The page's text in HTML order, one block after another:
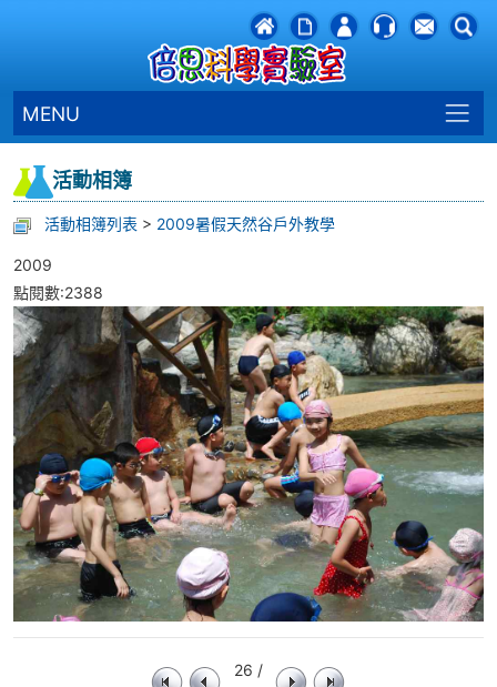
MENU
活動相簿
活動相簿列表 > 2009暑假天然谷戶外教學
2009
點閱數:2388
26 /